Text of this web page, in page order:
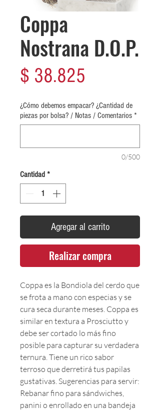
Coppa
Nostrana D.O.P.
$ 38.825
¿Cómo debemos empacar? ¿Cantidad de
piezas por bolsa? / Notas / Comentarios *
0/500
Cantidad *
Agregar al carrito
Realizar compra
Coppa es la Bondiola del cerdo que
se frota a mano con especias y se
cura seca durante meses. Coppa es
similar en textura a Prosciutto y
debe ser cortado lo más fino
posible para capturar su verdadera
ternura. Tiene un rico sabor
terroso que derretirá tus papilas
gustativas. Sugerencias para servir:
Rebanar fino para sándwiches,
panini o enrollado en una bandeja